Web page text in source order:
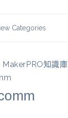
Categories
MakerPRO知識庫